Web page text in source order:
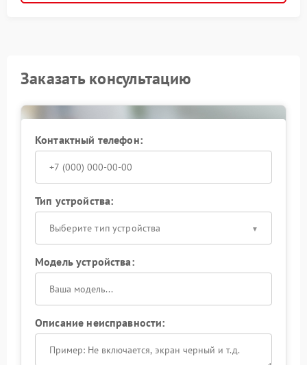
Заказать консультацию
Контактный телефон:
Тип устройства:
Выберите тип устройства
Модель устройства:
Описание неисправности: